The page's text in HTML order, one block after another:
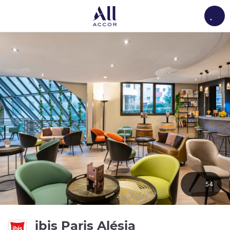
ibis Paris Alésia
54